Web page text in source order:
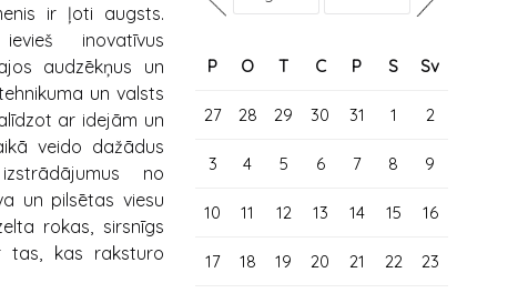
ir ļoti augsts.
inovatīvus
audzēkņus un
un valsts
ar idejām un
veido dažādus
no
un pilsētas viesu
rokas, sirsnīgs
tas, kas raksturo
P O T C P S Sv
27 28 29 30 31 1 2
3 4 5 6 7 8 9
10 11 12 13 14 15 16
17 18 19 20 21 22 23